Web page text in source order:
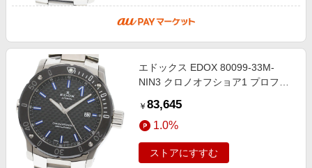
エドックス EDOX 80099-33M-
NIN3 クロノオフショア1 プロフェ
良品 箱・保証書付き
_867252【ev10】
￥ 83,645
1.0%
ストアにすすむ